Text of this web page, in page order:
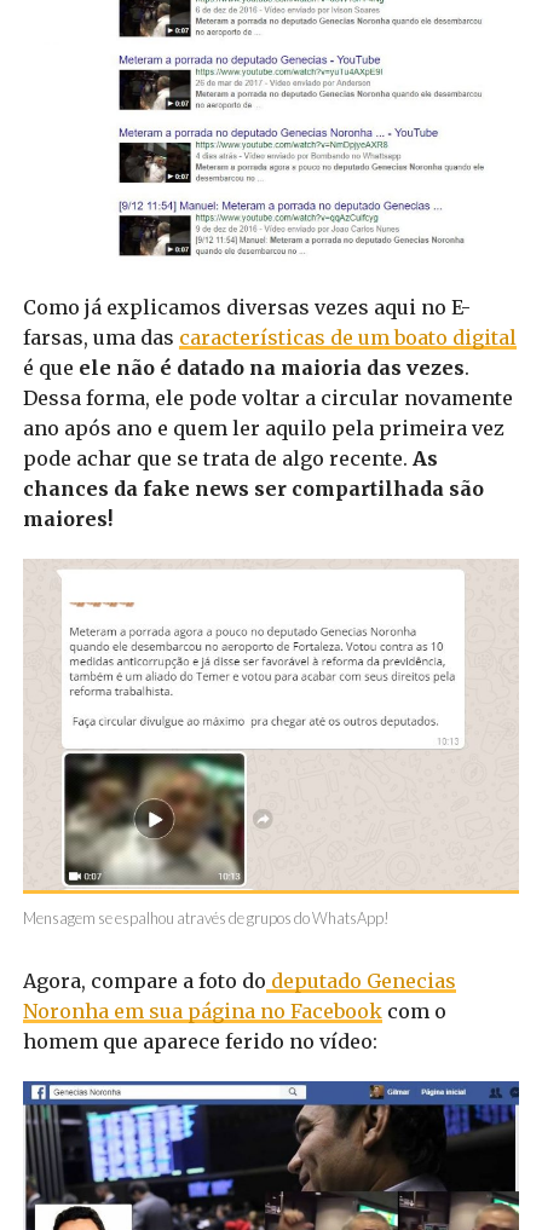
Como já explicamos diversas vezes aqui no E-
farsas, uma das características de um boato digital
é que ele não é datado na maioria das vezes.
Dessa forma, ele pode voltar a circular novamente
ano após ano e quem ler aquilo pela primeira vez
pode achar que se trata de algo recente. As
chances da fake news ser compartilhada são
maiores!
Mensagem se espalhou através de grupos do WhatsApp!
Agora, compare a foto do deputado Genecias
Noronha em sua página no Facebookcom o
homem que aparece ferido no vídeo: